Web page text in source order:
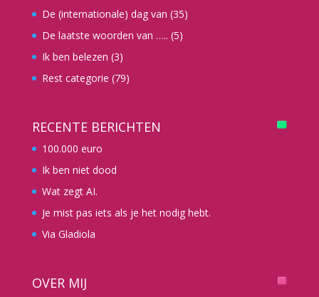
De (internationale) dag van (35)
De laatste woorden van ….. (5)
Ik ben belezen (3)
Rest categorie (79)
RECENTE BERICHTEN
100.000 euro
Ik ben niet dood
Wat zegt AI.
Je mist pas iets als je het nodig hebt.
Via Gladiola
OVER MIJ